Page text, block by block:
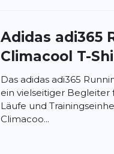
Adidas adi365
Climacool T-
Das adidas adi365
ein vielseitiger
Läufe und
Climacoo...